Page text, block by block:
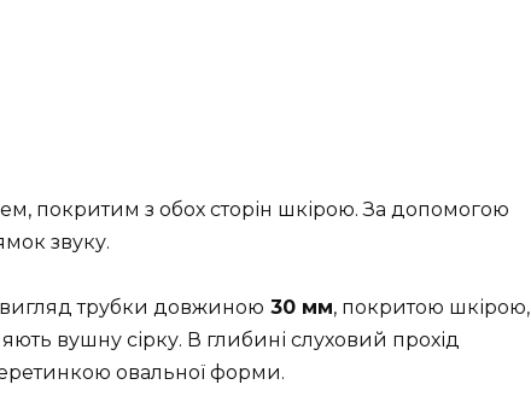
покритим з обох сторін шкірою. За допомогою
звуку.
трубки довжиною 30 мм, покритою шкірою,
вушну сірку. В глибині слуховий прохід
овальної форми.